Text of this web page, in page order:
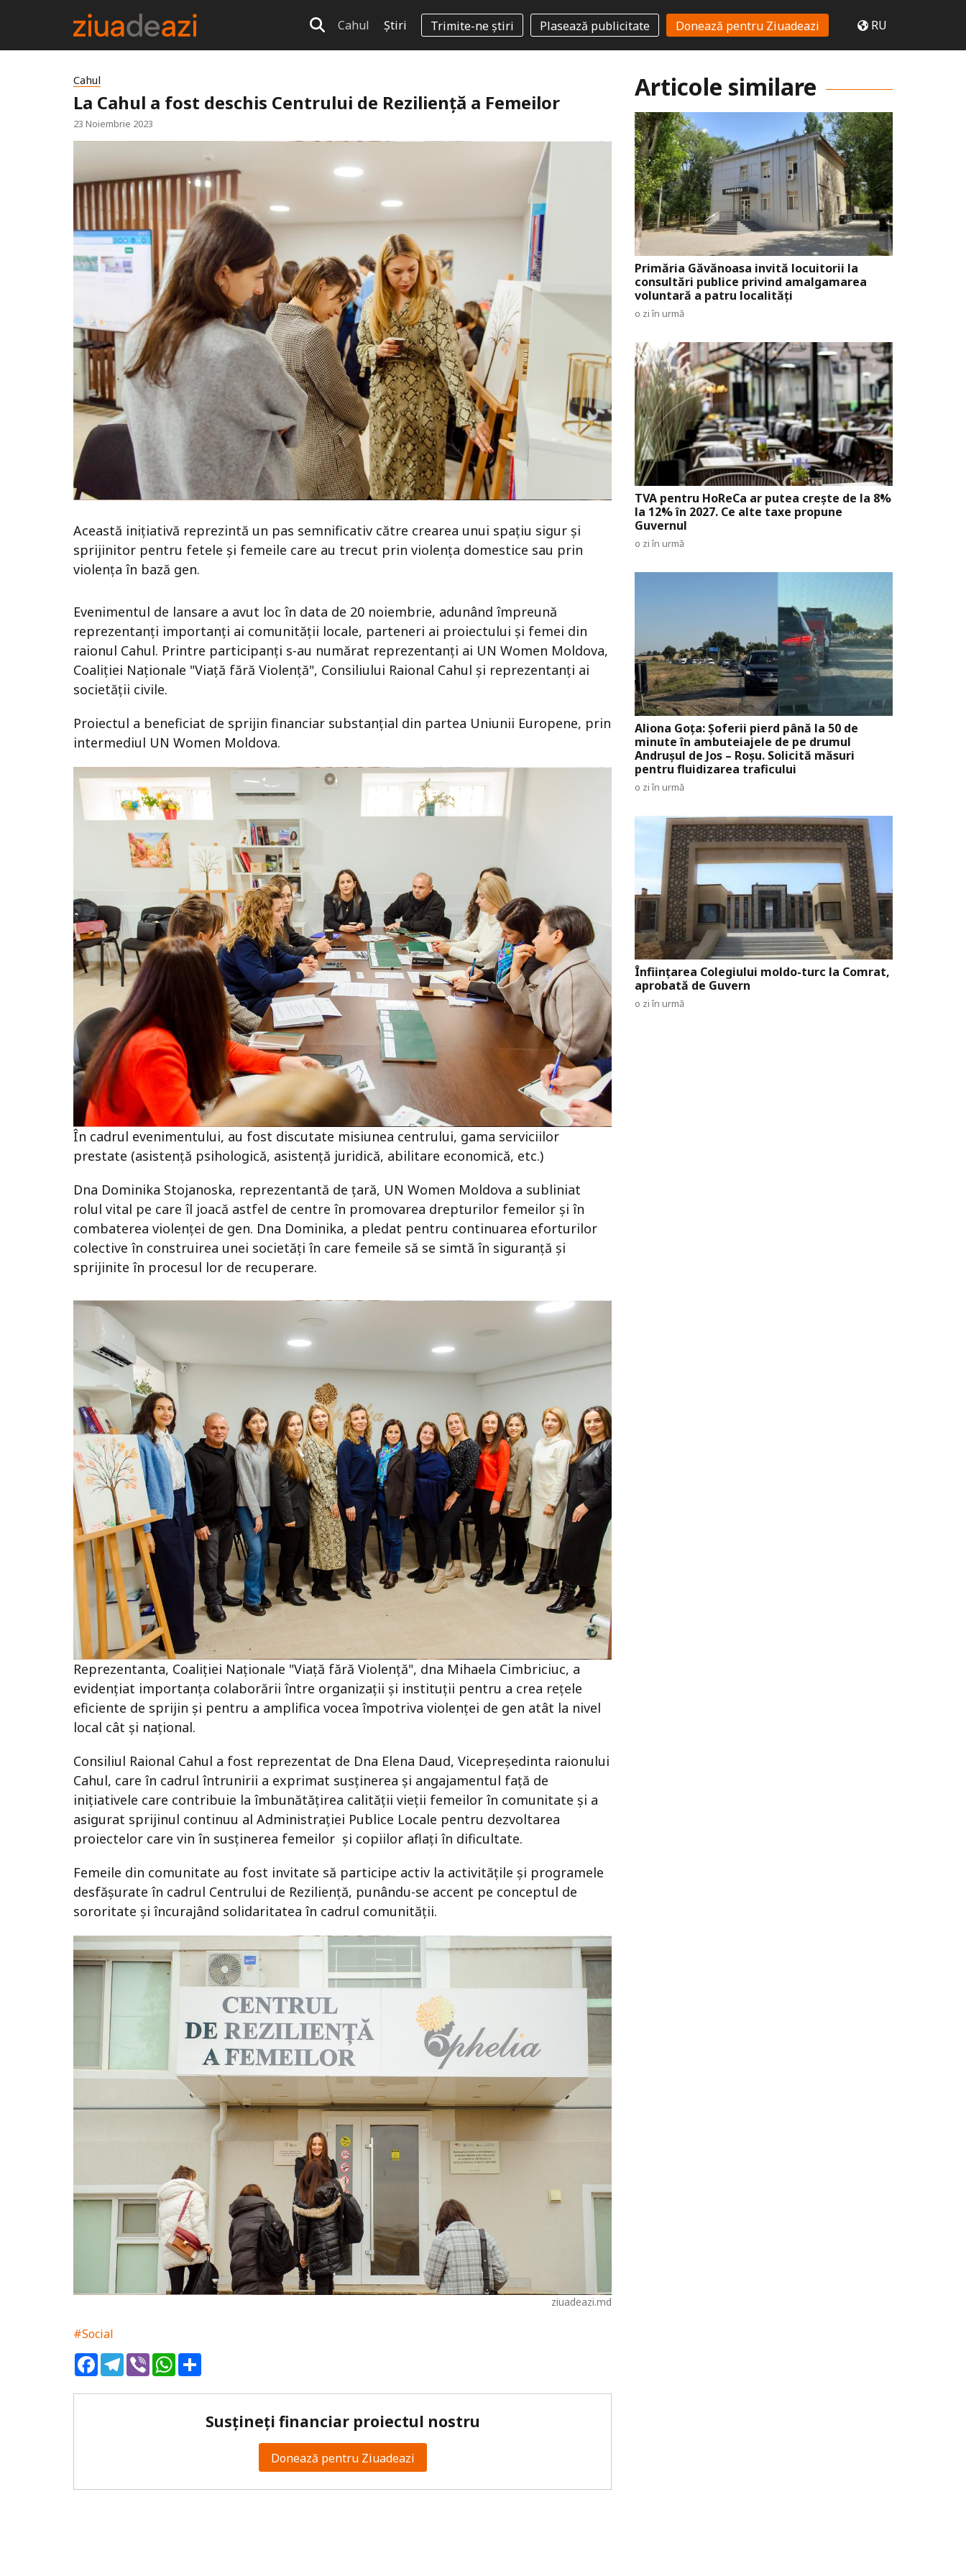
Cahul Știri Trimite-ne știri Plasează publicitate Donează pentru Ziuadeazi RU
Cahul
La Cahul a fost deschis Centrului de Reziliență a Femeilor
23 Noiembrie 2023
Această inițiativă reprezintă un pas semnificativ către crearea unui spațiu sigur și
sprijinitor pentru fetele și femeile care au trecut prin violența domestice sau prin
violența în bază gen.
Evenimentul de lansare a avut loc în data de 20 noiembrie, adunând împreună
reprezentanți importanți ai comunității locale, parteneri ai proiectului și femei din
raionul Cahul. Printre participanți s-au numărat reprezentanți ai UN Women Moldova,
Coaliției Naționale "Viață fără Violență", Consiliului Raional Cahul și reprezentanți ai
societății civile.
Proiectul a beneficiat de sprijin financiar substanțial din partea Uniunii Europene, prin
intermediul UN Women Moldova.
În cadrul evenimentului, au fost discutate misiunea centrului, gama serviciilor
prestate (asistență psihologică, asistență juridică, abilitare economică, etc.)
Dna Dominika Stojanoska, reprezentantă de țară, UN Women Moldova a subliniat
rolul vital pe care îl joacă astfel de centre în promovarea drepturilor femeilor și în
combaterea violenței de gen. Dna Dominika, a pledat pentru continuarea eforturilor
colective în construirea unei societăți în care femeile să se simtă în siguranță și
sprijinite în procesul lor de recuperare.
Reprezentanta, Coaliției Naționale "Viață fără Violență", dna Mihaela Cimbriciuc, a
evidențiat importanța colaborării între organizații și instituții pentru a crea rețele
eficiente de sprijin și pentru a amplifica vocea împotriva violenței de gen atât la nivel
local cât și național.
Consiliul Raional Cahul a fost reprezentat de Dna Elena Daud, Vicepreședinta raionului
Cahul, care în cadrul întrunirii a exprimat susținerea și angajamentul față de
inițiativele care contribuie la îmbunătățirea calității vieții femeilor în comunitate și a
asigurat sprijinul continuu al Administrației Publice Locale pentru dezvoltarea
proiectelor care vin în susținerea femeilor și copiilor aflați în dificultate.
Femeile din comunitate au fost invitate să participe activ la activitățile și programele
desfășurate în cadrul Centrului de Reziliență, punându-se accent pe conceptul de
sororitate și încurajând solidaritatea în cadrul comunității.
ziuadeazi.md
#Social
FacebookTelegram
ViberWhatsApp
Susțineți financiar proiectul nostru
Donează pentru Ziuadeazi
Articole similare
Primăria Găvănoasa invită locuitorii la
consultări publice privind amalgamarea
voluntară a patru localități
o zi în urmă
TVA pentru HoReCa ar putea crește de la 8%
la 12% în 2027. Ce alte taxe propune
Guvernul
o zi în urmă
Aliona Goța: Șoferii pierd până la 50 de
minute în ambuteiajele de pe drumul
Andrușul de Jos – Roșu. Solicită măsuri
pentru fluidizarea traficului
o zi în urmă
Înființarea Colegiului moldo-turc la Comrat,
aprobată de Guvern
o zi în urmă